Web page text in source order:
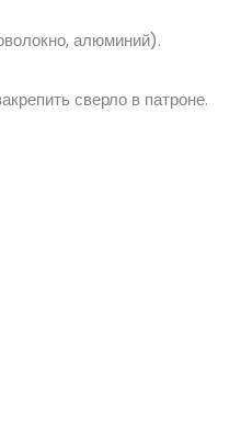
алюминий).
сверло в патроне.